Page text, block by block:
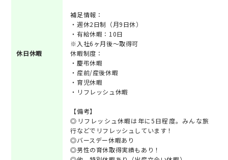
休日休暇
補足情報：
・週休2日制（月9日休）
・有給休暇：10日
※入社6ヶ月後～取得可
休暇制度：
・慶弔休暇
・産前/産後休暇
・育児休暇
・リフレッシュ休暇
【備考】
◎リフレッシュ休暇は年に5日程度。みんな旅
行などでリフレッシュしています！
◎バースデー休暇あり
◎男性の育休取得実績もあり！